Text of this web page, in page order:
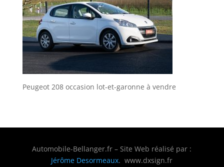
Peugeot 208 occasion lot-et-garonne à vendre
Automobile-Bellanger.fr – Site Web réalisé par :
Jérôme Desormeaux. www.dxsign.fr